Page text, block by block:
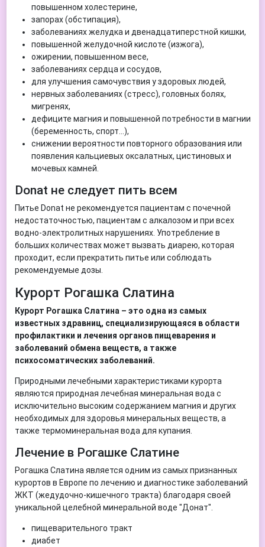
повышенном холестерине,
запорах (обстипация),
заболеваниях желудка и двенадцатиперстной кишки,
повышенной желудочной кислоте (изжога),
ожирении, повышенном весе,
заболеваниях сердца и сосудов,
для улучшения самочувствия у здоровых людей,
нервных заболеваниях (стресс), головных болях,
мигренях,
дефиците магния и повышенной потребности в магнии
(беременность, спорт...),
снижении вероятности повторного образования или
появления кальциевых оксалатных, цистиновых и
мочевых камней.
Donat не следует пить всем
Питье Donat не рекомендуется пациентам с почечной
недостаточностью, пациентам с алкалозом и при всех
водно-электролитных нарушениях. Употребление в
больших количествах может вызвать диарею, которая
проходит, если прекратить питье или соблюдать
рекомендуемые дозы.
Курорт Рогашка Слатина
Курорт Рогашка Слатина – это одна из самых
известных здравниц, специализирующаяся в области
профилактики и лечения органов пищеварения и
заболеваний обмена веществ, а также
психосоматических заболеваний.
Природными лечебными характеристиками курорта
являются природная лечебная минеральная вода с
исключительно высоким содержанием магния и других
необходимых для здоровья минеральных веществ, а
также термоминеральная вода для купания.
Лечение в Рогашке Слатине
Рогашка Слатина является одним из самых признанных
курортов в Европе по лечению и диагностике заболеваний
ЖКТ (жедудочно-кишечного тракта) благодаря своей
уникальной целебной минеральной воде "Донат".
пищеварительного тракт
диабет